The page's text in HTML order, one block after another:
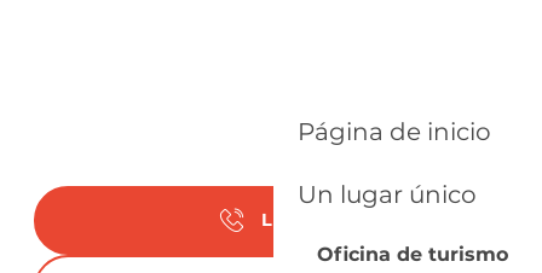
Página de inicio
Un lugar único
Oficina de turismo
Llamar